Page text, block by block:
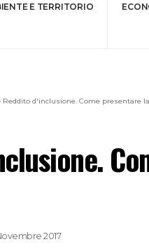
E TERRITORIO
Reddito d'inclusione. Come presentare
2017